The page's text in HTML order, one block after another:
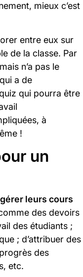
mieux c’est
entre eux sur
de la classe. Par
n’a pas le
a de
qui pourra être
à
!
un
leurs cours
des devoirs
des étudiants ;
; d’attribuer des
des
etc.